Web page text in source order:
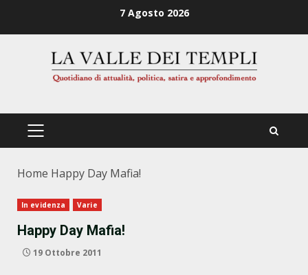
7 Agosto 2026
PRIMÄRES
Home Happy Day Mafia!
In evidenza Varie
Happy Day Mafia!
19 Ottobre 2011